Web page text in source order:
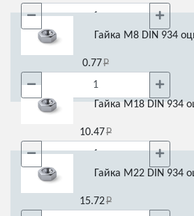
Гайка М8 DIN 934
0.77
Гайка М18 DIN 934
10.47
Гайка М22 DIN 934
15.72